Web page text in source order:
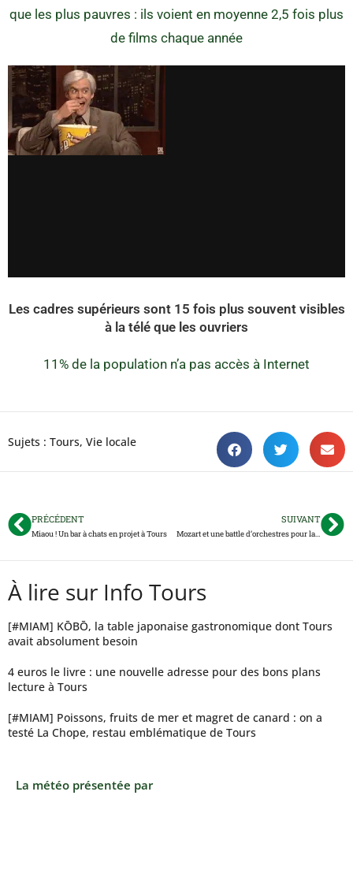
que les plus pauvres : ils voient en moyenne 2,5 fois plus
de films chaque année
Les cadres supérieurs sont 15 fois plus souvent visibles
à la télé que les ouvriers
11% de la population n’a pas accès à Internet
Sujets : Tours, Vie locale
PRÉCÉDENT
Miaou ! Un bar à chats en projet à Tours
SUIVANT
Mozart et une battle d’orchestres pour la nouvelle saison de l’Opéra de Tours
À lire sur Info Tours
[#MIAM] KŌBŌ, la table japonaise gastronomique dont Tours
avait absolument besoin
4 euros le livre : une nouvelle adresse pour des bons plans
lecture à Tours
[#MIAM] Poissons, fruits de mer et magret de canard : on a
testé La Chope, restau emblématique de Tours
La météo présentée par